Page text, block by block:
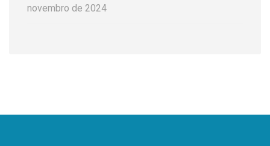
novembro de 2024